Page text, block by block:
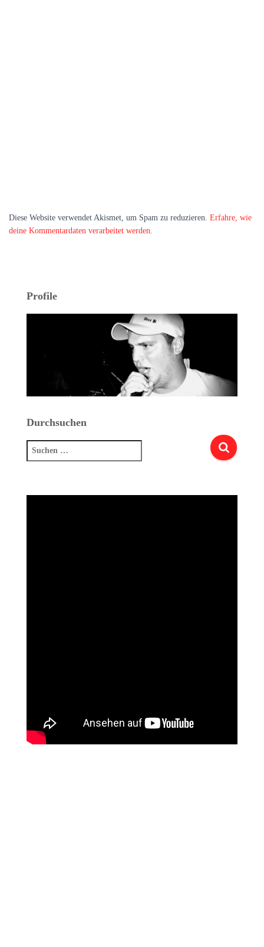
Diese Website verwendet Akismet, um Spam zu reduzieren. Erfahre, wie
deine Kommentardaten verarbeitet werden.
Profile
Durchsuchen
Suchen
nach: